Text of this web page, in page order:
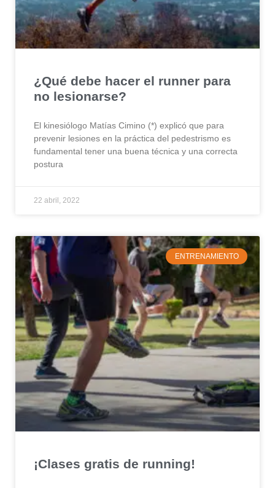
¿Qué debe hacer el runner para
no lesionarse?
El kinesiólogo Matías Cimino (*) explicó que para
prevenir lesiones en la práctica del pedestrismo es
fundamental tener una buena técnica y una correcta
postura
22 abril, 2022
ENTRENAMIENTO
¡Clases gratis de running!